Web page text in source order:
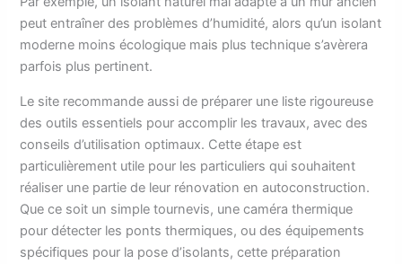
peut entraîner des problèmes d’humidité, alors qu’un isolant
moderne moins écologique mais plus technique s’avèrera
parfois plus pertinent.
Le site recommande aussi de préparer une liste rigoureuse
des outils essentiels pour accomplir les travaux, avec des
conseils d’utilisation optimaux. Cette étape est
particulièrement utile pour les particuliers qui souhaitent
réaliser une partie de leur rénovation en autoconstruction.
Que ce soit un simple tournevis, une caméra thermique
pour détecter les ponts thermiques, ou des équipements
spécifiques pour la pose d’isolants, cette préparation